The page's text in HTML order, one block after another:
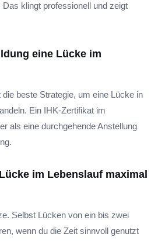
klingt professionell und zeigt
eine Lücke im
beste Strategie, um eine Lücke in
Ein IHK-Zertifikat im
als eine durchgehende Anstellung
im Lebenslauf maximal
Selbst Lücken von ein bis zwei
wenn du die Zeit sinnvoll genutzt